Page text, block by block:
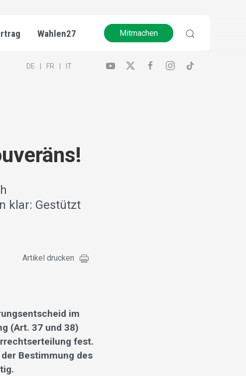
Wahlen27 Mitmachen
DE FR IT
klar: Gestützt
Artikel drucken
im
(Art. 37 und 38)
fest.
Bestimmung des